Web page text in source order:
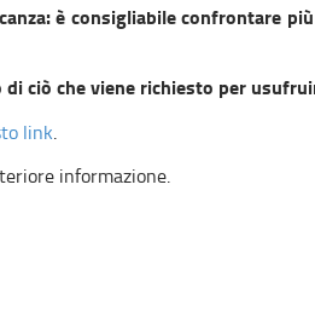
è consigliabile confrontare
ciò che viene richiesto per
link.
informazione.